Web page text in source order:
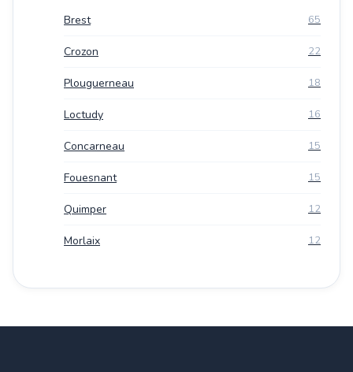
Brest 65
Crozon 22
Plouguerneau 18
Loctudy 16
Concarneau 15
Fouesnant 15
Quimper 12
Morlaix 12